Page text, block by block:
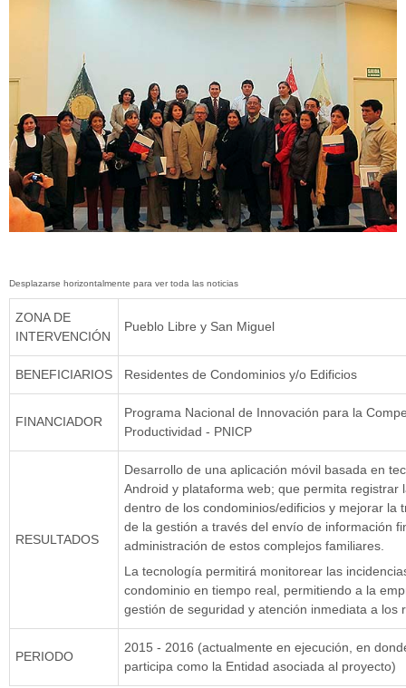
ZONA DE
INTERVENCIÓN
Pueblo Libre y San Miguel
BENEFICIARIOS Residentes de Condominios y/o Edificios
FINANCIADOR
Programa Nacional de Innovación para la
Productividad - PNICP
RESULTADOS
Desarrollo de una aplicación móvil basada en
Android y plataforma web; que permita registrar
dentro de los condominios/edificios y mejorar la
de la gestión a través del envío de información
administración de estos complejos familiares.
La tecnología permitirá monitorear las
condominio en tiempo real, permitiendo a la
gestión de seguridad y atención inmediata a los
PERIODO
2015 - 2016 (actualmente en ejecución, en
participa como la Entidad asociada al proyecto)